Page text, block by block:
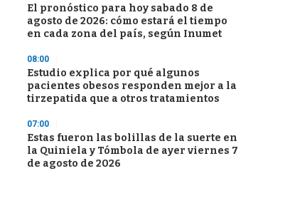
El pronóstico para hoy sabado 8 de
agosto de 2026: cómo estará el tiempo
en cada zona del país, según Inumet
08:00
Estudio explica por qué algunos
pacientes obesos responden mejor a la
tirzepatida que a otros tratamientos
07:00
Estas fueron las bolillas de la suerte en
la Quiniela y Tómbola de ayer viernes 7
de agosto de 2026